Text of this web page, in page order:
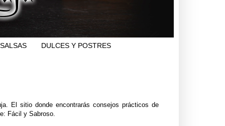
SALSAS DULCES Y POSTRES
El sitio donde encontrarás consejos prácticos de
Fácil y Sabroso.